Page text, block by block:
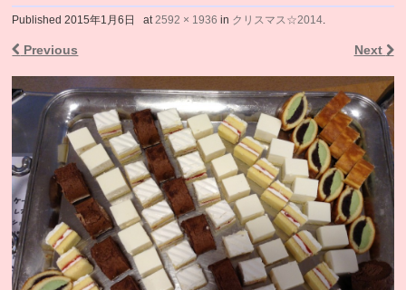
Published2015年1月6日 at2592 × 1936 in クリスマス☆2014.
Previous Next